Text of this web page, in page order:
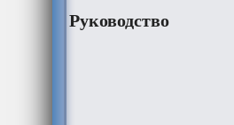
Руководство